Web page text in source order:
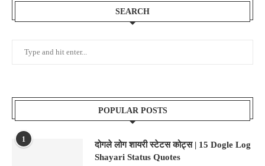
SEARCH
POPULAR POSTS
1
दोगले लोग शायरी स्टेटस कोट्स | 15 Dogle Log
Shayari Status Quotes